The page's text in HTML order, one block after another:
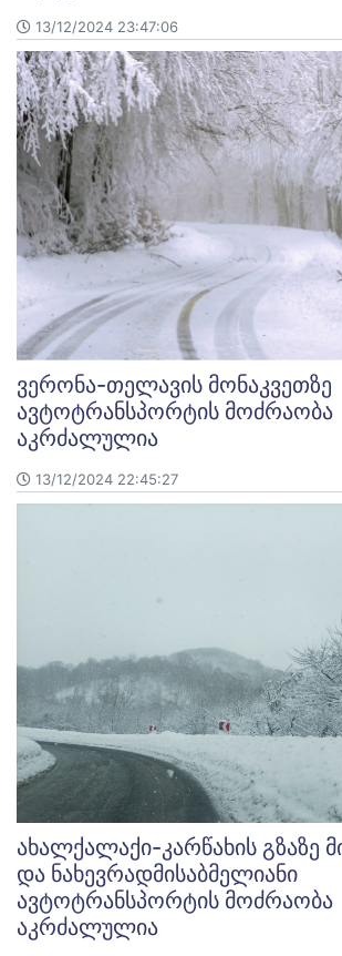
13/12/2024 23:47:06
ვერონა-თელავის მონაკვეთზე
ავტოტრანსპორტის მოძრაობა
აკრძალულია
13/12/2024 22:45:27
ახალქალაქი-კარწახის გზაზე
და ნახევრადმისაბმელიანი
ავტოტრანსპორტის მოძრაობა
აკრძალულია